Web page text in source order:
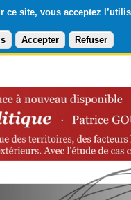
ce site, vous acceptez
Accepter Refuser
gratuit à la Lettre du